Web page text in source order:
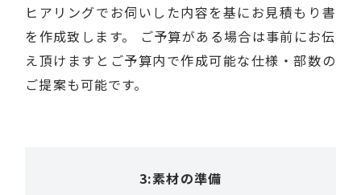
ヒアリングでお伺いした内容を基にお見積もり書
を作成致します。 ご予算がある場合は事前にお伝
え頂けますとご予算内で作成可能な仕様・部数の
ご提案も可能です。
3:素材の準備